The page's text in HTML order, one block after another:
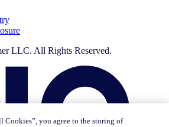
LLC. All Rights Reserved.
you agree to the storing of